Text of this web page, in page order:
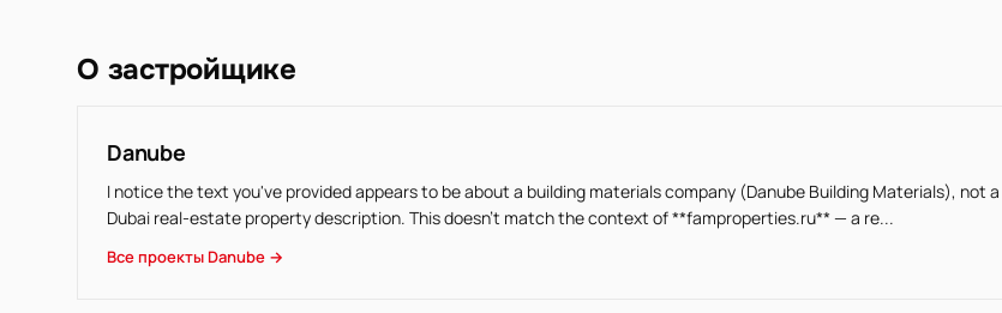
О застройщике
Danube
I notice the text you've provided appears to be about a building materials company (Danube Building Materials), not a
Dubai real-estate property description. This doesn't match the context of **famproperties.ru** — a re...
Все проекты Danube →